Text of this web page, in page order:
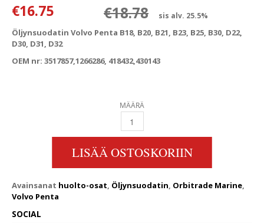
€18.78
€16.75 Nykyinen
sis alv. 25.5%
Öljynsuodatin Volvo Penta B18, B20, B21, B23, B25, B30, D22,
D30, D31, D32
OEM nr: 3517857,1266286, 418432,430143
MÄÄRÄ
ÖLJYNSUODATIN VOLVO PENTA B18, B20,
LISÄÄ OSTOSKORIIN
Avainsanat huolto-osat, Öljynsuodatin, Orbitrade Marine,
Volvo Penta
SOCIAL